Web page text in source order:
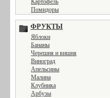
Картофель
Помидоры
ФРУКТЫ
Яблоки
Бананы
Черешня и вишня
Виноград
Апельсины
Малина
Клубника
Арбузы